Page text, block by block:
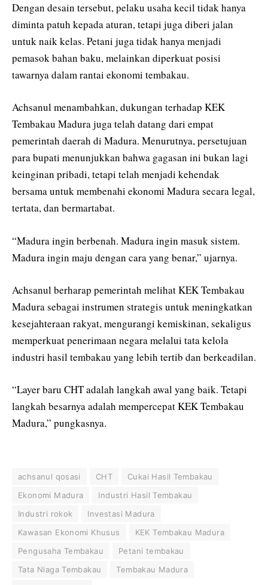
Dengan desain tersebut, pelaku usaha kecil tidak hanya
diminta patuh kepada aturan, tetapi juga diberi jalan
untuk naik kelas. Petani juga tidak hanya menjadi
pemasok bahan baku, melainkan diperkuat posisi
tawarnya dalam rantai ekonomi tembakau.
Achsanul menambahkan, dukungan terhadap KEK
Tembakau Madura juga telah datang dari empat
pemerintah daerah di Madura. Menurutnya, persetujuan
para bupati menunjukkan bahwa gagasan ini bukan lagi
keinginan pribadi, tetapi telah menjadi kehendak
bersama untuk membenahi ekonomi Madura secara legal,
tertata, dan bermartabat.
“Madura ingin berbenah. Madura ingin masuk sistem.
Madura ingin maju dengan cara yang benar,” ujarnya.
Achsanul berharap pemerintah melihat KEK Tembakau
Madura sebagai instrumen strategis untuk meningkatkan
kesejahteraan rakyat, mengurangi kemiskinan, sekaligus
memperkuat penerimaan negara melalui tata kelola
industri hasil tembakau yang lebih tertib dan berkeadilan.
“Layer baru CHT adalah langkah awal yang baik. Tetapi
langkah besarnya adalah mempercepat KEK Tembakau
Madura,” pungkasnya.
achsanul qosasi CHT
Cukai Hasil Tembakau
Ekonomi Madura
Industri Hasil Tembakau
Industri rokok
Investasi Madura
Kawasan Ekonomi Khusus
KEK Tembakau Madura
Pengusaha Tembakau
Petani tembakau
Tata Niaga Tembakau
Tembakau Madura